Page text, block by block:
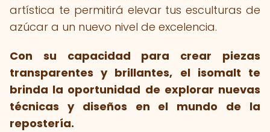
artística te permitirá elevar tus esculturas de
azúcar a un nuevo nivel de excelencia.
Con su capacidad para crear piezas
transparentes y brillantes, el isomalt te
brinda la oportunidad de explorar nuevas
técnicas y diseños en el mundo de la
repostería.